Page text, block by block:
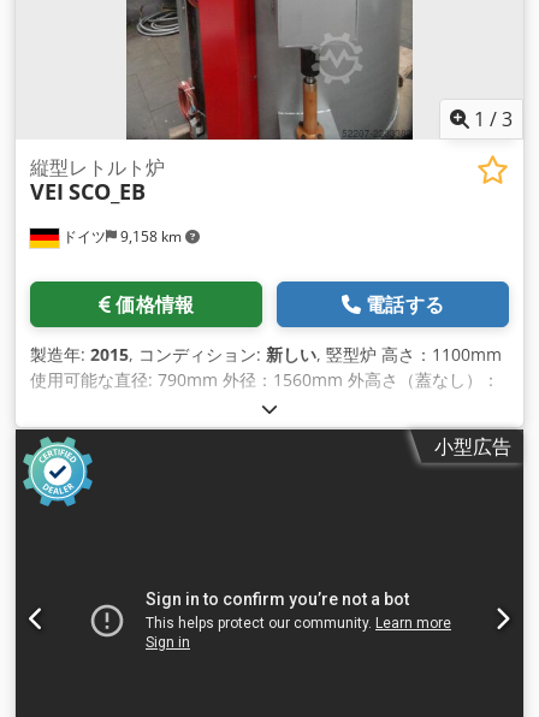
1 /3
ドイツ 9,158 km
縦型レトルト炉
VEI SCO_EB
価格情報 電話する
製造年: 2015, コンディション: 新しい, 竪型炉 高さ：1100mm
使用可能な直径: 790mm 外径：1560mm 外高さ（蓋なし）：
1480mm 外高さ（蓋付き）：2300mm 電気的に加熱されてい
ます。40kW 循環ファン：2,2kW 三相電源400 V、50 Hz
Crodpfx Ahscdi D De Rsf 温度: 最高。750°C
小型広告